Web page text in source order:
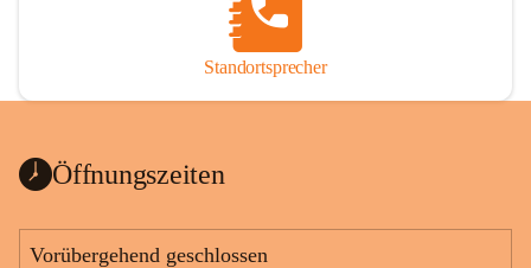
Standortsprecher
Öffnungszeiten
Vorübergehend geschlossen